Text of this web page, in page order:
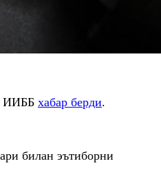
ИИББ хабар берди.
билан эътиборни